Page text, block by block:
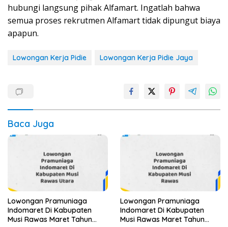
hubungi langsung pihak Alfamart. Ingatlah bahwa
semua proses rekrutmen Alfamart tidak dipungut biaya
apapun.
Lowongan Kerja Pidie Lowongan Kerja Pidie Jaya
Baca Juga
Lowongan Pramuniaga
Indomaret Di Kabupaten
Musi Rawas Maret Tahun
Lowongan Pramuniaga
Indomaret Di Kabupaten
Musi Rawas Maret Tahun